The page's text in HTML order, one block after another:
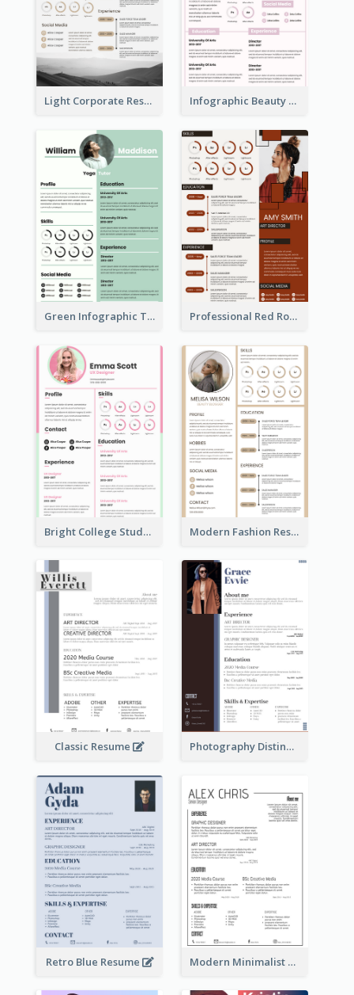
Light Corporate Resume Infographic Beauty Consultant Resume
Green Infographic Teacher Resume Professional Red Rouge Resume
Bright College Student Designer Resume Modern Fashion Resume
Classic Resume Photography Distinguished Resume
Retro Blue Resume Modern Minimalist Black Color Resume